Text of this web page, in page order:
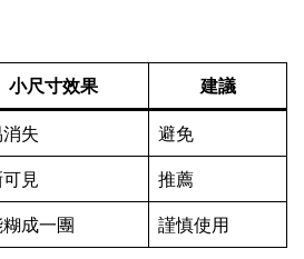
小尺寸效果 建議
失 避免
見 推薦
成一團 謹慎使用